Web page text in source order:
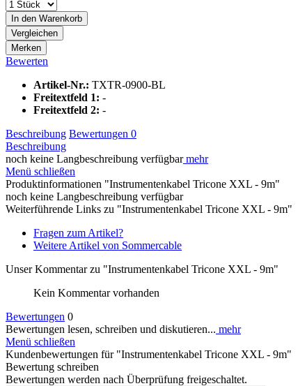
In den Warenkorb
Vergleichen
Merken
Bewerten
Artikel-Nr.: TXTR-0900-BL
Freitextfeld 1: -
Freitextfeld 2: -
Beschreibung Bewertungen 0
Beschreibung
noch keine Langbeschreibung verfügbarmehr
Menü schließen
Produktinformationen "Instrumentenkabel Tricone XXL - 9m"
noch keine Langbeschreibung verfügbar
Weiterführende Links zu "Instrumentenkabel Tricone XXL - 9m"
Fragen zum Artikel?
Weitere Artikel von Sommercable
Unser Kommentar zu "Instrumentenkabel Tricone XXL - 9m"
Kein Kommentar vorhanden
Bewertungen 0
Bewertungen lesen, schreiben und diskutieren... mehr
Menü schließen
Kundenbewertungen für "Instrumentenkabel Tricone XXL - 9m"
Bewertung schreiben
Bewertungen werden nach Überprüfung freigeschaltet.